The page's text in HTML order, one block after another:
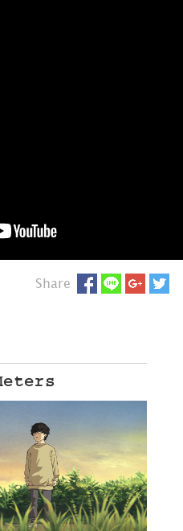
Share
Sweet Shop